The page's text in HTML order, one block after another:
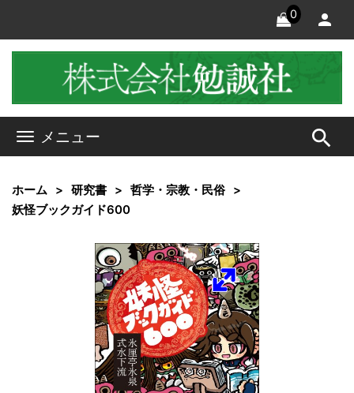
0
メニュー search
ホーム 研究書
哲学・宗教・民俗
妖怪ブックガイド600